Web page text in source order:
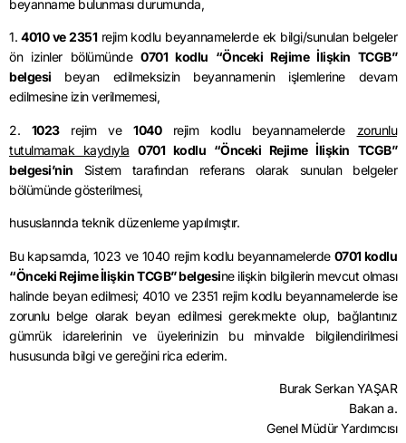
beyanname bulunması durumunda,
1.4010 ve 2351rejim kodlu beyannamelerde ek bilgi/sunulan belgeler
ön izinler bölümünde 0701 kodlu “Önceki Rejime İlişkin TCGB”
belgesi beyan edilmeksizin beyannamenin işlemlerine devam
edilmesine izin verilmemesi,
2. 1023rejim ve 1040rejim kodlu beyannamelerde zorunlu
tutulmamak kaydıyla 0701 kodlu “Önceki Rejime İlişkin TCGB”
belgesi’nin Sistem tarafından referans olarak sunulan belgeler
bölümünde gösterilmesi,
hususlarında teknik düzenleme yapılmıştır.
Bu kapsamda, 1023 ve 1040 rejim kodlu beyannamelerde 0701 kodlu
“Önceki Rejime İlişkin TCGB” belgesine ilişkin bilgilerin mevcut olması
halinde beyan edilmesi; 4010 ve 2351 rejim kodlu beyannamelerde ise
zorunlu belge olarak beyan edilmesi gerekmekte olup, bağlantınız
gümrük idarelerinin ve üyelerinizin bu minvalde bilgilendirilmesi
hususunda bilgi ve gereğini rica ederim.
Burak Serkan YAŞAR
Bakan a.
Genel Müdür Yardımcısı